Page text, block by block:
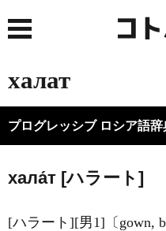
халат
プログレッシブ ロシア語辞
хала́т [ハラート]
[ハラート][男1]〔gown,